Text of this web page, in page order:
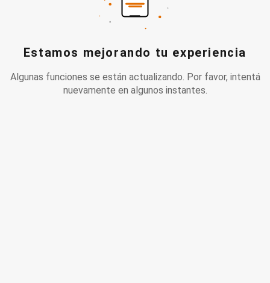
Estamos mejorando tu experiencia
Algunas funciones se están actualizando. Por favor, intentá
nuevamente en algunos instantes.